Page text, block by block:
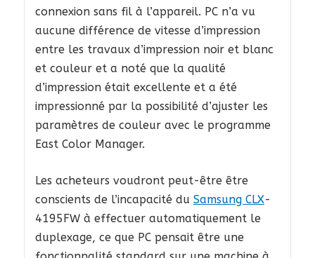
connexion sans fil à l’appareil. PC n’a vu
aucune différence de vitesse d’impression
entre les travaux d’impression noir et blanc
et couleur et a noté que la qualité
d’impression était excellente et a été
impressionné par la possibilité d’ajuster les
paramètres de couleur avec le programme
East Color Manager.
Les acheteurs voudront peut-être être
conscients de l’incapacité du Samsung CLX-
4195FW à effectuer automatiquement le
duplexage, ce que PC pensait être une